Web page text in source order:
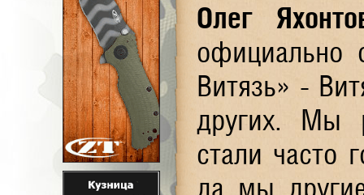
Олег
Витязь» -
других. Мы
стали часто
да мы